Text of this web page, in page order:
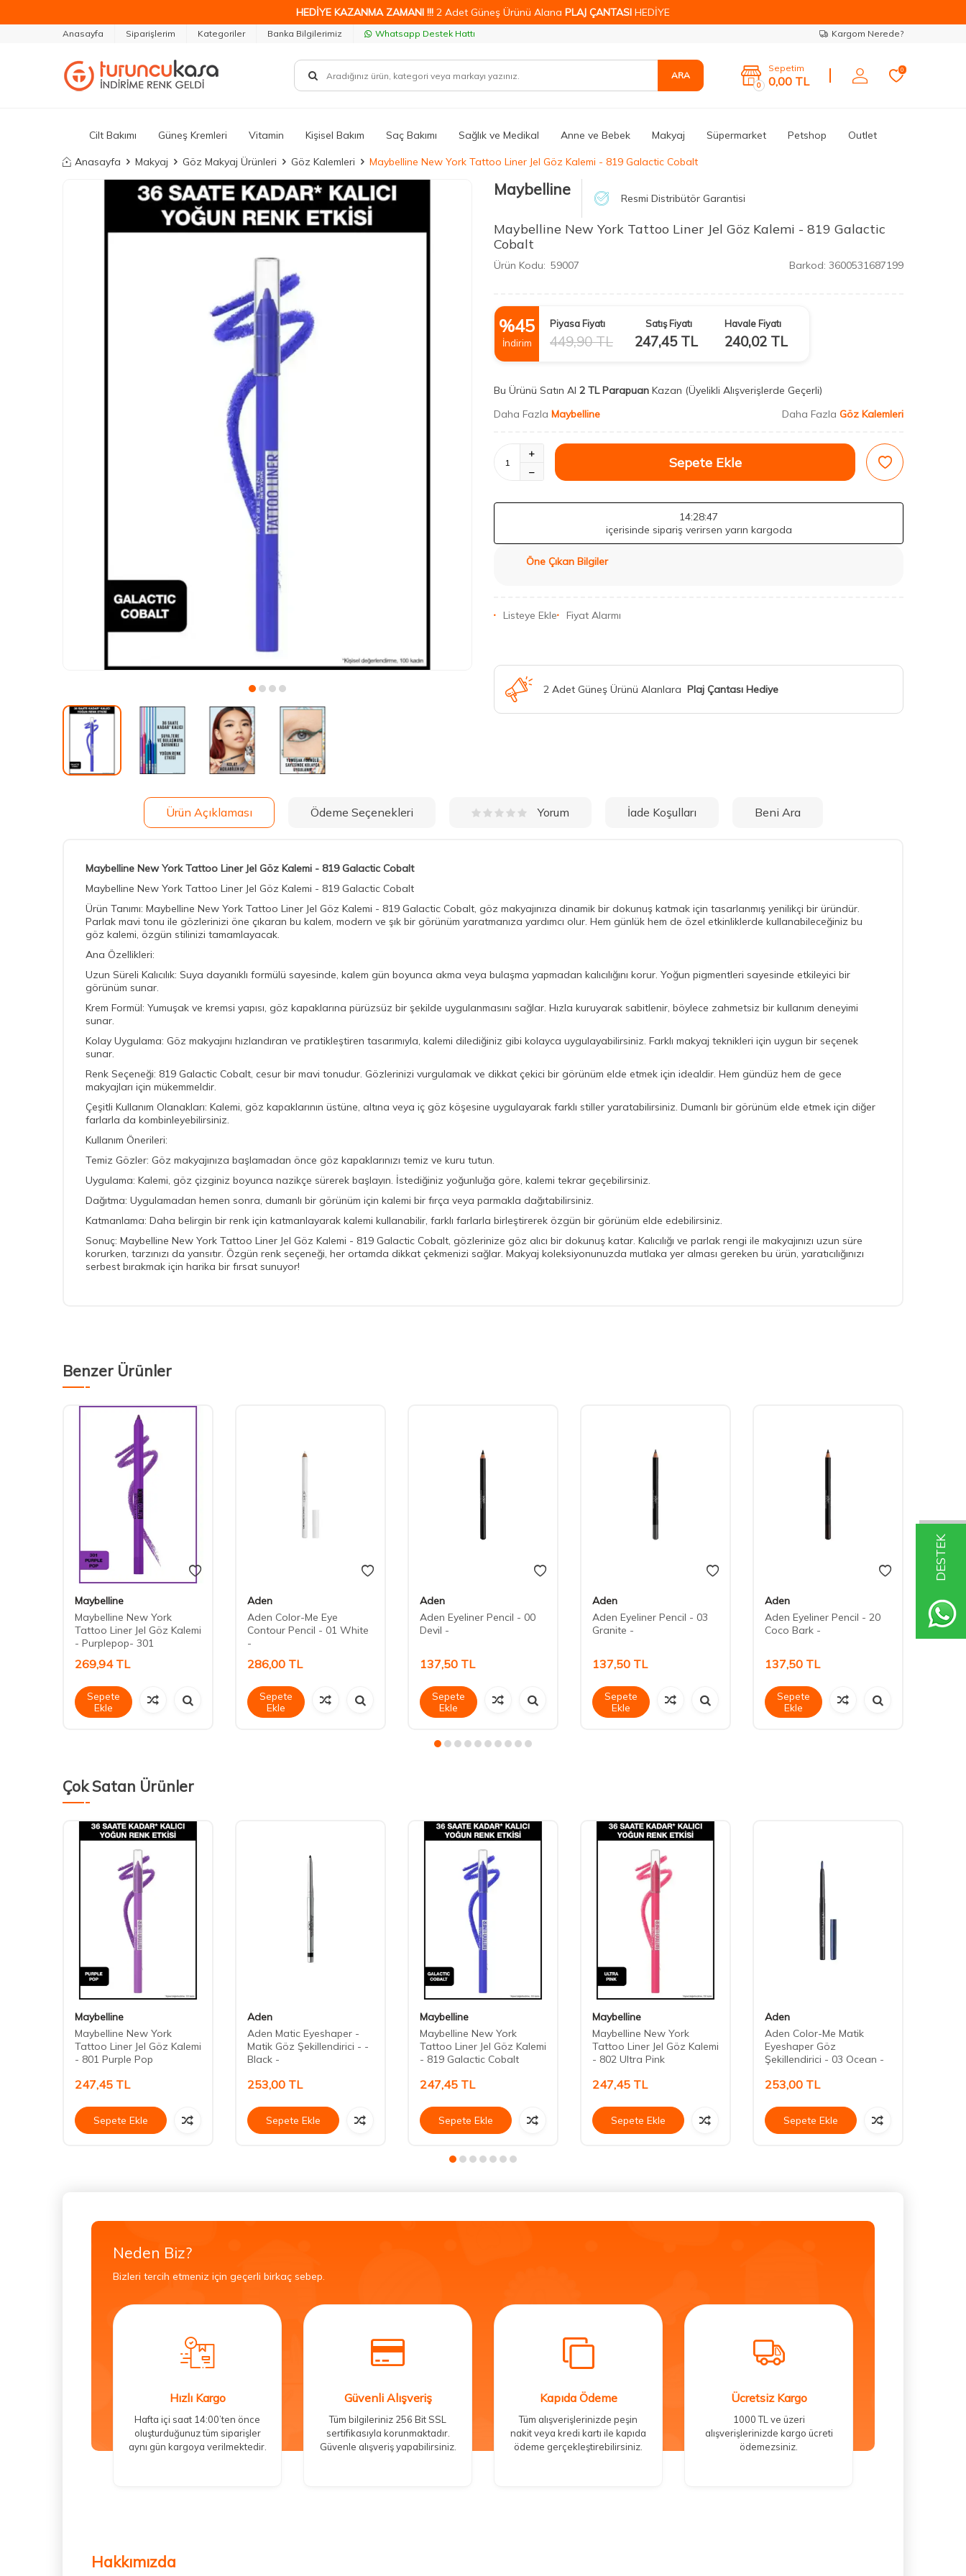
DESTEK
HEDİYE KAZANMA ZAMANI !!! 2 Adet Güneş Ürünü Alana PLAJ ÇANTASI HEDİYE
Anasayfa Siparişlerim Kategoriler Banka Bilgilerimiz Whatsapp Destek Hattı Kargom Nerede?
ARA
0
Sepetim
0,00 TL
0
Cilt Bakımı Güneş Kremleri Vitamin Kişisel Bakım Saç Bakımı Sağlık ve Medikal Anne ve Bebek Makyaj Süpermarket Petshop Outlet
Anasayfa Makyaj Göz Makyaj Ürünleri Göz Kalemleri Maybelline New York Tattoo Liner Jel Göz Kalemi - 819 Galactic Cobalt
Maybelline Resmi Distribütör Garantisi
Maybelline New York Tattoo Liner Jel Göz Kalemi - 819 Galactic
Cobalt
Ürün Kodu: 59007 Barkod: 3600531687199
%45
İndirim
Piyasa Fiyatı
449,90TL
Satış Fiyatı
247,45TL
Havale Fiyatı
240,02 TL
Bu Ürünü Satın Al 2 TL Parapuan Kazan (Üyelikli Alışverişlerde Geçerli)
Daha Fazla Maybelline Daha Fazla Göz Kalemleri
Sepete Ekle
14:28:46
içerisinde sipariş verirsen yarın kargoda
Öne Çıkan Bilgiler
Listeye Ekle Fiyat Alarmı
2 Adet Güneş Ürünü Alanlara Plaj Çantası Hediye
Ürün Açıklaması Ödeme Seçenekleri Yorum İade Koşulları Beni Ara
Maybelline New York Tattoo Liner Jel Göz Kalemi - 819 Galactic Cobalt
Maybelline New York Tattoo Liner Jel Göz Kalemi - 819 Galactic Cobalt
Ürün Tanımı: Maybelline New York Tattoo Liner Jel Göz Kalemi - 819 Galactic Cobalt, göz makyajınıza dinamik bir dokunuş katmak için tasarlanmış yenilikçi bir üründür.
Parlak mavi tonu ile gözlerinizi öne çıkaran bu kalem, modern ve şık bir görünüm yaratmanıza yardımcı olur. Hem günlük hem de özel etkinliklerde kullanabileceğiniz bu
göz kalemi, özgün stilinizi tamamlayacak.
Ana Özellikleri:
Uzun Süreli Kalıcılık: Suya dayanıklı formülü sayesinde, kalem gün boyunca akma veya bulaşma yapmadan kalıcılığını korur. Yoğun pigmentleri sayesinde etkileyici bir
görünüm sunar.
Krem Formül: Yumuşak ve kremsi yapısı, göz kapaklarına pürüzsüz bir şekilde uygulanmasını sağlar. Hızla kuruyarak sabitlenir, böylece zahmetsiz bir kullanım deneyimi
sunar.
Kolay Uygulama: Göz makyajını hızlandıran ve pratikleştiren tasarımıyla, kalemi dilediğiniz gibi kolayca uygulayabilirsiniz. Farklı makyaj teknikleri için uygun bir seçenek
sunar.
Renk Seçeneği: 819 Galactic Cobalt, cesur bir mavi tonudur. Gözlerinizi vurgulamak ve dikkat çekici bir görünüm elde etmek için idealdir. Hem gündüz hem de gece
makyajları için mükemmeldir.
Çeşitli Kullanım Olanakları: Kalemi, göz kapaklarının üstüne, altına veya iç göz köşesine uygulayarak farklı stiller yaratabilirsiniz. Dumanlı bir görünüm elde etmek için diğer
farlarla da kombinleyebilirsiniz.
Kullanım Önerileri:
Temiz Gözler: Göz makyajınıza başlamadan önce göz kapaklarınızı temiz ve kuru tutun.
Uygulama: Kalemi, göz çizginiz boyunca nazikçe sürerek başlayın. İstediğiniz yoğunluğa göre, kalemi tekrar geçebilirsiniz.
Dağıtma: Uygulamadan hemen sonra, dumanlı bir görünüm için kalemi bir fırça veya parmakla dağıtabilirsiniz.
Katmanlama: Daha belirgin bir renk için katmanlayarak kalemi kullanabilir, farklı farlarla birleştirerek özgün bir görünüm elde edebilirsiniz.
Sonuç: Maybelline New York Tattoo Liner Jel Göz Kalemi - 819 Galactic Cobalt, gözlerinize göz alıcı bir dokunuş katar. Kalıcılığı ve parlak rengi ile makyajınızı uzun süre
korurken, tarzınızı da yansıtır. Özgün renk seçeneği, her ortamda dikkat çekmenizi sağlar. Makyaj koleksiyonunuzda mutlaka yer alması gereken bu ürün, yaratıcılığınızı
serbest bırakmak için harika bir fırsat sunuyor!
Benzer Ürünler
Maybelline
Maybelline New York
Tattoo Liner Jel Göz Kalemi
- Purplepop- 301
269,94TL
Sepete
Ekle
Aden
Aden Color-Me Eye
Contour Pencil - 01 White
-
286,00 TL
Sepete
Ekle
Aden
Aden Eyeliner Pencil - 00
Devil -
137,50 TL
Sepete
Ekle
Aden
Aden Eyeliner Pencil - 03
Granite -
137,50 TL
Sepete
Ekle
Aden
Aden Eyeliner Pencil - 20
Coco Bark -
137,50 TL
Sepete
Ekle
Aden
Aden
Çok Satan Ürünler
Maybelline
Maybelline New York
Tattoo Liner Jel Göz Kalemi
- 801 Purple Pop
247,45 TL
Sepete Ekle
Aden
Aden Matic Eyeshaper -
Matik Göz Şekillendirici - -
Black -
253,00 TL
Sepete Ekle
Maybelline
Maybelline New York
Tattoo Liner Jel Göz Kalemi
- 819 Galactic Cobalt
247,45 TL
Sepete Ekle
Maybelline
Maybelline New York
Tattoo Liner Jel Göz Kalemi
- 802 Ultra Pink
247,45 TL
Sepete Ekle
Aden
Aden Color-Me Matik
Eyeshaper Göz
Şekillendirici - 03 Ocean -
253,00 TL
Sepete Ekle
Neden Biz?
Bizleri tercih etmeniz için geçerli birkaç sebep.
Hızlı Kargo
Hafta içi saat 14:00’ten önce
oluşturduğunuz tüm siparişler
aynı gün kargoya verilmektedir.
Güvenli Alışveriş
Tüm bilgileriniz 256 Bit SSL
sertifikasıyla korunmaktadır.
Güvenle alışveriş yapabilirsiniz.
Kapıda Ödeme
Tüm alışverişlerinizde peşin
nakit veya kredi kartı ile kapıda
ödeme gerçekleştirebilirsiniz.
Ücretsiz Kargo
1000 TL ve üzeri
alışverişlerinizde kargo ücreti
ödemezsiniz.
Hakkımızda